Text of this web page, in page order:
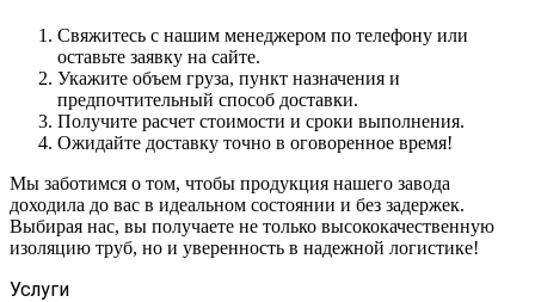
Свяжитесь с нашим менеджером по телефону или
оставьте заявку на сайте.
Укажите объем груза, пункт назначения и
предпочтительный способ доставки.
Получите расчет стоимости и сроки выполнения.
Ожидайте доставку точно в оговоренное время!
Мы заботимся о том, чтобы продукция нашего завода
доходила до вас в идеальном состоянии и без задержек.
Выбирая нас, вы получаете не только высококачественную
изоляцию труб, но и уверенность в надежной логистике!
Услуги